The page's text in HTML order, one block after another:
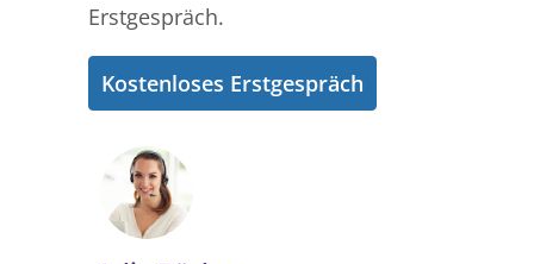
Erstgespräch.
Kostenloses Erstgespräch